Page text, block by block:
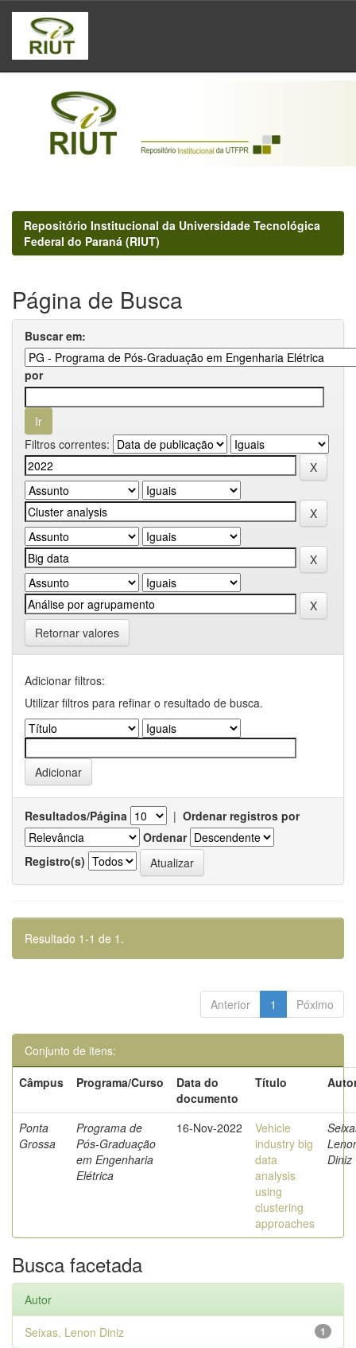
Skip
navigation
Repositório Institucional da Universidade Tecnológica
Federal do Paraná (RIUT)
Página de Busca
Buscar em:
por
Filtros correntes:
Retornar valores
Adicionar filtros:
Utilizar filtros para refinar o resultado de busca.
Resultados/Página | Ordenar registros por
Ordenar
Registro(s)
Resultado 1-1 de 1.
Anterior 1 Póximo
Conjunto de itens:
Câmpus
Programa/Curso
Data do
documento
Título
Ponta
Grossa
Programa de
Pós-Graduação
em Engenharia
Elétrica
16-Nov-2022
Vehicle
industry big
data
analysis
using
clustering
approaches
Diniz
Busca facetada
Autor
1
Seixas, Lenon Diniz